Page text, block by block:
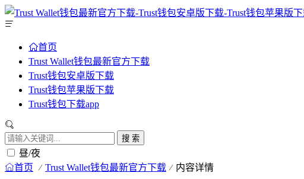
首页
Trust Wallet钱包最新官方下载
Trust钱包安卓版下载
Trust钱包苹果版下载
Trust钱包下载app
搜 索
昼/夜
首页 Trust Wallet钱包最新官方下载 内容详情